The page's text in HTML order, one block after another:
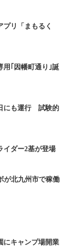
リ「まもるく
用｢因幡町通り｣誕
にも運行 試験的
イダー2基が登場
北九州市で稼働
にキャンプ場開業